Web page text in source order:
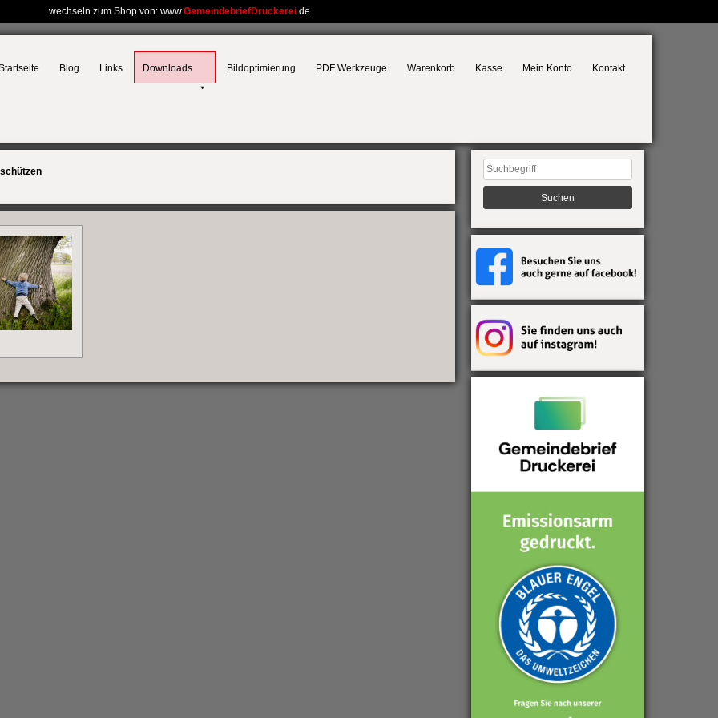
wechseln zum Shop von: www.GemeindebriefDruckerei.de
Blog Links Downloads Bildoptimierung PDF Werkzeuge Warenkorb Kasse Mein Konto Kontakt
schützen
Suchen
nach: